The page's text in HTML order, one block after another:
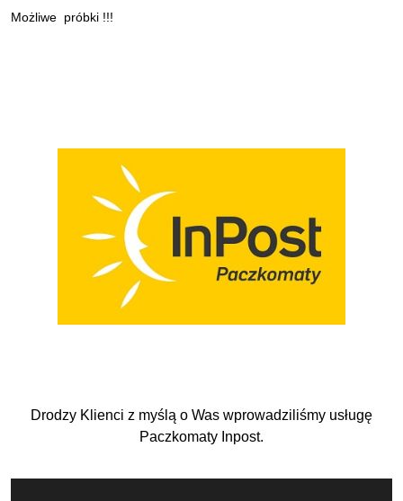
Możliwe próbki !!!
Drodzy Klienci z myślą o Was wprowadziliśmy usługę
Paczkomaty Inpost.